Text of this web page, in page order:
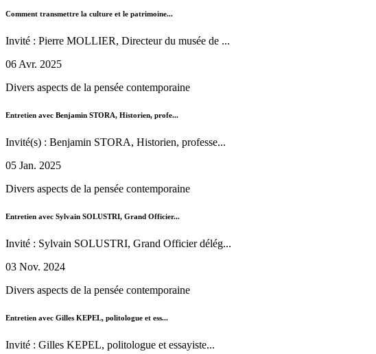
Comment transmettre la culture et le patrimoine...
Invité : Pierre MOLLIER, Directeur du musée de ...
06 Avr. 2025
Divers aspects de la pensée contemporaine
Entretien avec Benjamin STORA, Historien, profe...
Invité(s) : Benjamin STORA, Historien, professe...
05 Jan. 2025
Divers aspects de la pensée contemporaine
Entretien avec Sylvain SOLUSTRI, Grand Officier...
Invité : Sylvain SOLUSTRI, Grand Officier délég...
03 Nov. 2024
Divers aspects de la pensée contemporaine
Entretien avec Gilles KEPEL, politologue et ess...
Invité : Gilles KEPEL, politologue et essayiste...